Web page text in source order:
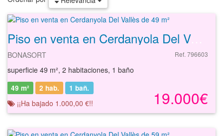
Piso en venta en Cerdanyola Del Vallès de 49 m²
BONASORT Ref. 796603
superficie 49 m², 2 habitaciones, 1 baño
19.000€
49 m² 2 hab. 1 bañ.
¡¡Ha bajado 1.000,00 €!!